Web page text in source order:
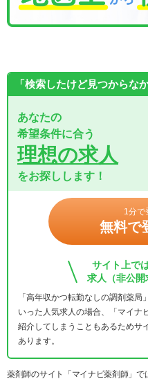
「検索したけど見つからな
あなたの
希望条件に合う
理想の求人
をお探しします！
1分で
無料で
サイト上で
求人（非公
「高年収かつ転勤なしの調剤薬
いった人気求人の場合、「マイナ
紹介してしまうこともあるためサ
あります。
薬剤師のサイト「マイナビ薬剤師」